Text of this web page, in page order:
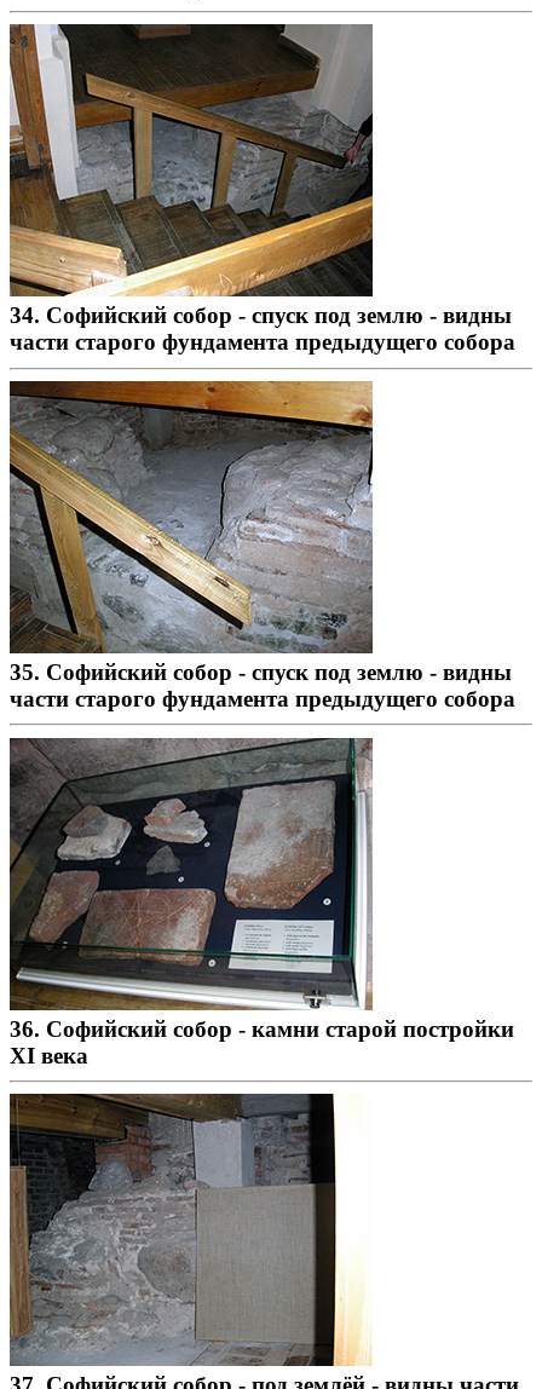
34. Софийский собор - спуск под землю - видны
части старого фундамента предыдущего собора
35. Софийский собор - спуск под землю - видны
части старого фундамента предыдущего собора
36. Софийский собор - камни старой постройки
XI века